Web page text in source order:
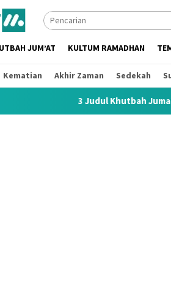
JUM’AT KULTUM RAMADHAN
Kematian Akhir Zaman Sedekah
3 Judul Khutbah Jumat Menyambut